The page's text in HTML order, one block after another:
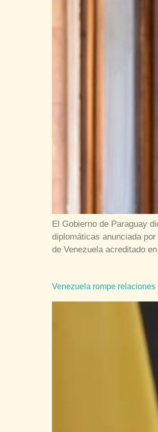
El Gobierno de Paraguay
diplomáticas anunciada
de Venezuela acreditado
Venezuela rompe